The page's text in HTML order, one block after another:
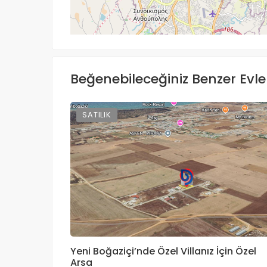
Yol tarifi al
Beğenebileceğiniz Benzer
SATILIK
Yeni Boğaziçi’nde Özel Villanız İçin Özel
Arsa